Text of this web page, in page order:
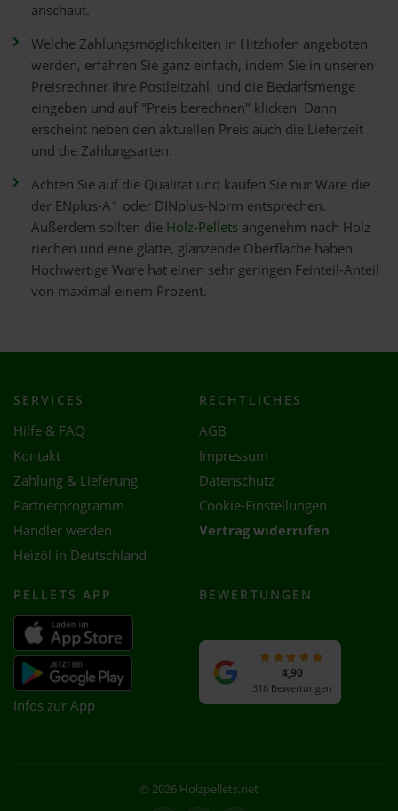
anschaut.
Welche Zahlungsmöglichkeiten in Hitzhofen angeboten
werden, erfahren Sie ganz einfach, indem Sie in unseren
Preisrechner Ihre Postleitzahl, und die Bedarfsmenge
eingeben und auf "Preis berechnen" klicken. Dann
erscheint neben den aktuellen Preis auch die Lieferzeit
und die Zahlungsarten.
Achten Sie auf die Qualität und kaufen Sie nur Ware die
der ENplus-A1 oder DINplus-Norm entsprechen.
Außerdem sollten die Holz-Pellets angenehm nach Holz
riechen und eine glatte, glänzende Oberfläche haben.
Hochwertige Ware hat einen sehr geringen Feinteil-Anteil
von maximal einem Prozent.
SERVICES
Hilfe & FAQ
Kontakt
Zahlung & Lieferung
Partnerprogramm
Händler werden
Heizöl in Deutschland
RECHTLICHES
AGB
Impressum
Datenschutz
Cookie-Einstellungen
Vertrag widerrufen
PELLETS APP
Infos zur App
BEWERTUNGEN
4,90
316 Bewertungen
© 2026 Holzpellets.net